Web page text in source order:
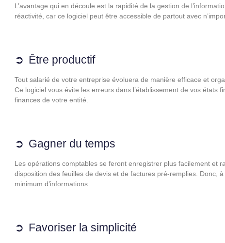
L’avantage qui en découle est la rapidité de la gestion de
réactivité, car ce logiciel peut être accessible de partout avec
Être productif
Tout salarié de votre entreprise évoluera de manière efficace et
Ce logiciel vous évite les erreurs dans l’établissement de vos états
finances de votre entité.
Gagner du temps
Les opérations comptables se feront enregistrer plus facilement et
disposition des feuilles de devis et de factures pré-remplies. Donc,
minimum d’informations.
Favoriser la simplicité